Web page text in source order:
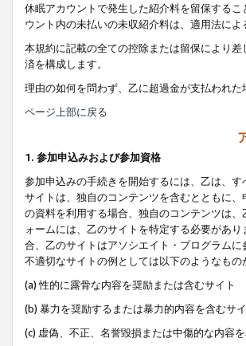
休眠アカウントで発生した紹介料を留保する
ウント内の未払いの未収紹介料は、適用法に
本規約に記載の全ての控除または留保により
済を構成します。
理由の如何を問わず、乙に超過金が支払われ
ページ上部に戻る
1. 参加申込みおよび参加資格
参加申込みの手続きを開始するには、乙は、
サイトは、独自のコンテンツを含むとともに
の資料を利用する場合、独自のコンテンツは
ォームには、乙のサイトを特定する必要があ
合、乙のサイトはアソシエイト・プログラム
不適切なサイトの例としては以下のようなもの
(a) 性的に露骨な内容を奨励または含むサイト
(b) 暴力を奨励するまたは暴力的内容を含むサ
(c) 虚偽、不正、名誉毀損または中傷的な内容